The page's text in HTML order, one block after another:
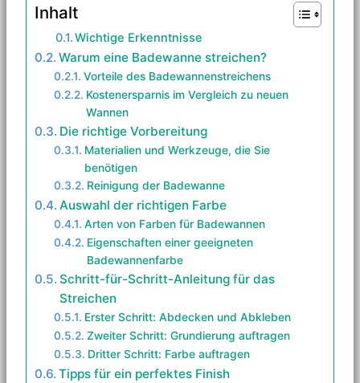
Inhalt
Wichtige Erkenntnisse
Warum eine Badewanne streichen?
Vorteile des Badewannenstreichens
Kostenersparnis im Vergleich zu neuen
Wannen
Die richtige Vorbereitung
Materialien und Werkzeuge, die Sie
benötigen
Reinigung der Badewanne
Auswahl der richtigen Farbe
Arten von Farben für Badewannen
Eigenschaften einer geeigneten
Badewannenfarbe
Schritt-für-Schritt-Anleitung für das
Streichen
Erster Schritt: Abdecken und Abkleben
Zweiter Schritt: Grundierung auftragen
Dritter Schritt: Farbe auftragen
Tipps für ein perfektes Finish